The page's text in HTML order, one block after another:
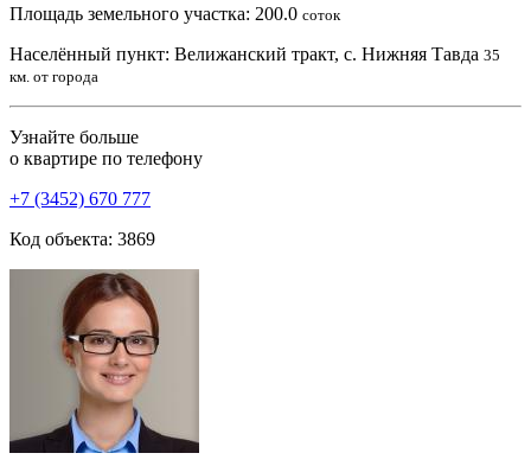
Площадь земельного участка: 200.0 соток
Населённый пункт: Велижанский тракт, с. Нижняя Тавда 35
км. от города
Узнайте больше
о квартире по телефону
+7 (3452) 670 777
Код объекта: 3869